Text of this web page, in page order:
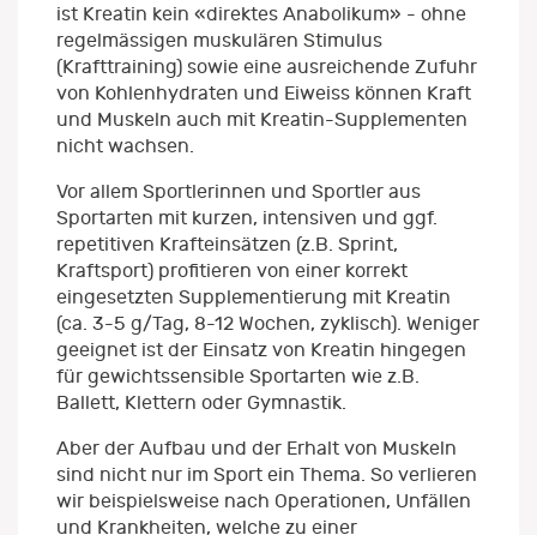
ist Kreatin kein «direktes Anabolikum» - ohne
regelmässigen muskulären Stimulus
(Krafttraining) sowie eine ausreichende Zufuhr
von Kohlenhydraten und Eiweiss können Kraft
und Muskeln auch mit Kreatin-Supplementen
nicht wachsen.
Vor allem Sportlerinnen und Sportler aus
Sportarten mit kurzen, intensiven und ggf.
repetitiven Krafteinsätzen (z.B. Sprint,
Kraftsport) profitieren von einer korrekt
eingesetzten Supplementierung mit Kreatin
(ca. 3-5 g/Tag, 8-12 Wochen, zyklisch). Weniger
geeignet ist der Einsatz von Kreatin hingegen
für gewichtssensible Sportarten wie z.B.
Ballett, Klettern oder Gymnastik.
Aber der Aufbau und der Erhalt von Muskeln
sind nicht nur im Sport ein Thema. So verlieren
wir beispielsweise nach Operationen, Unfällen
und Krankheiten, welche zu einer